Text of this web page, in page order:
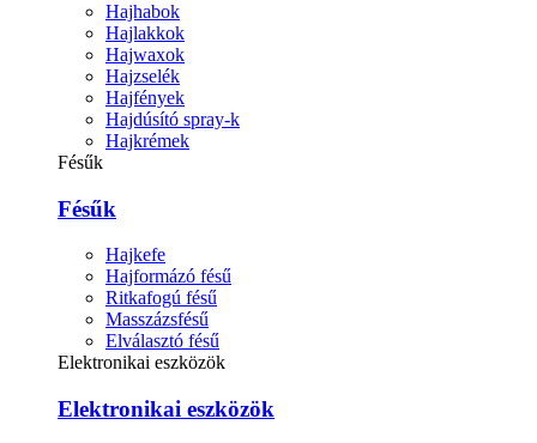
Hajhabok
Hajlakkok
Hajwaxok
Hajzselék
Hajfények
Hajdúsító spray-k
Hajkrémek
Fésűk
Fésűk
Hajkefe
Hajformázó fésű
Ritkafogú fésű
Masszázsfésű
Elválasztó fésű
Elektronikai eszközök
Elektronikai eszközök